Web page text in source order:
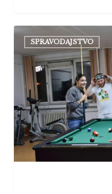
UPaC
pomáha
študentom
vypĺňať
voľný
čas
SPRAVODAJSTVO